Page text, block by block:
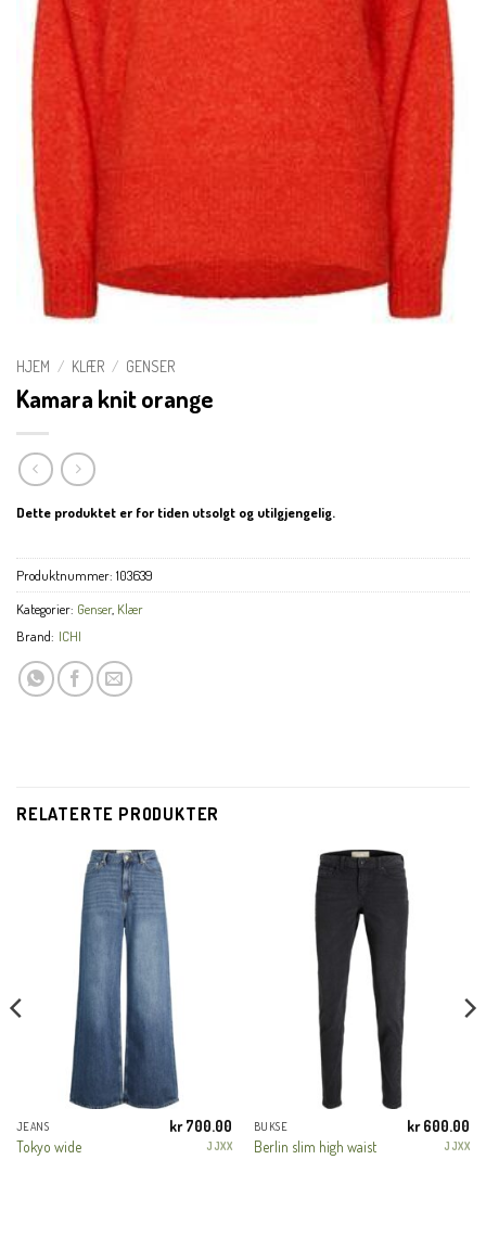
HJEM / KLÆR / GENSER
Kamara knit orange
Dette produktet er for tiden utsolgt og utilgjengelig.
Produktnummer: 103639
Kategorier: Genser, Klær
Brand: ICHI
RELATERTE PRODUKTER
JEANS
Tokyo wide
kr700.00
JJXX
BUKSE
Berlin slim high waist
kr600.00
JJXX
KUNDEKLUBB
En liten velkomstgave til deg! ❤️
Bli en del av Nora-familien i dag. Som medlem får du 10%
rabatt på din første handel og eksklusive fordeler rett i lomma.